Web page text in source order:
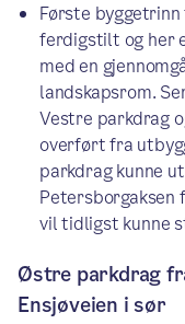
Første
ferdigstilt og her
med en
landskapsrom.
Vestre parkdrag
overført fra
parkdrag kunne
Petersborgaksen
vil tidligst kunne
Østre parkdrag
Ensjøveien i sør